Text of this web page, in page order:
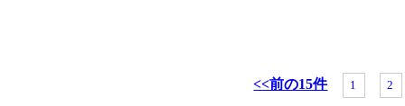
<<前の15件 1 2